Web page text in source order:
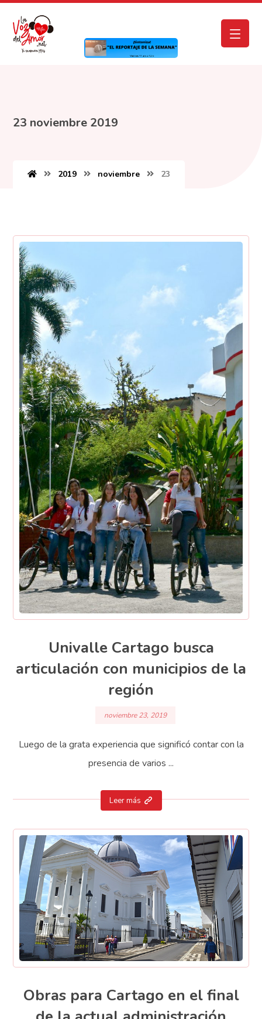
23 noviembre 2019
2019 noviembre 23
Univalle Cartago busca
articulación con municipios de la
región
noviembre 23, 2019
Luego de la grata experiencia que significó contar con la
presencia de varios ...
Leer más
Obras para Cartago en el final